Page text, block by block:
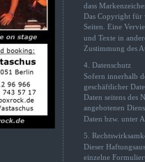
dass
Das Copyright für
Seiten. Eine
und Texte in
Zustimmung des
4. Datenschutz
Sofern innerhalb
geschäftlicher
Daten seitens des
angebotenen
Daten bzw. unter
5.
Dieser
einzelne